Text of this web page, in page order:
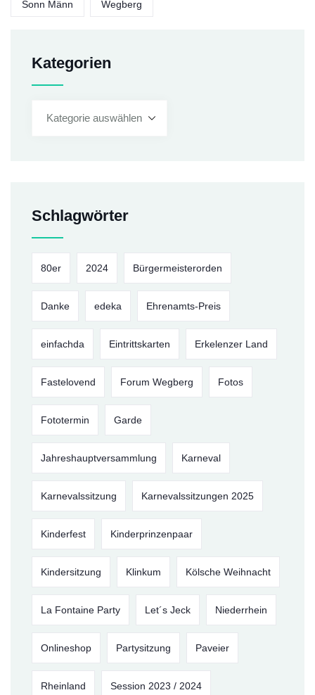
Sonn Männ Wegberg
Kategorien
Schlagwörter
80er 2024 Bürgermeisterorden
Danke edeka Ehrenamts-Preis
einfachda Eintrittskarten Erkelenzer Land
Fastelovend Forum Wegberg Fotos
Fototermin Garde
Jahreshauptversammlung Karneval
Karnevalssitzung Karnevalssitzungen 2025
Kinderfest Kinderprinzenpaar
Kindersitzung Klinkum Kölsche Weihnacht
La Fontaine Party Let´s Jeck Niederrhein
Onlineshop Partysitzung Paveier
Rheinland Session 2023 / 2024